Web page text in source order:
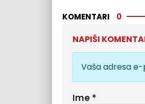
KOMENTARI 0
NAPIŠI
Vaša adresa
Ime *